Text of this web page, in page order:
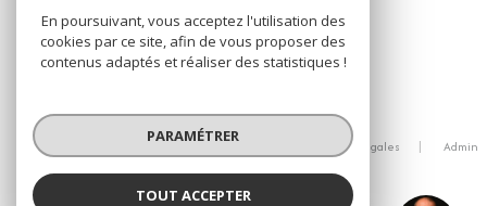
© 2026 | Tous droits réservés
Nos partenaires Mentions légales
Admin
En poursuivant, vous acceptez l'utilisation des
cookies par ce site, afin de vous proposer des
contenus adaptés et réaliser des statistiques !
PARAMÉTRER
TOUT ACCEPTER